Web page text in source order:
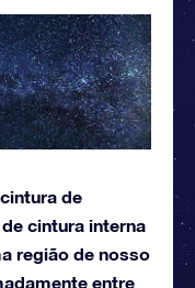
de
cintura interna
região de nosso
entre